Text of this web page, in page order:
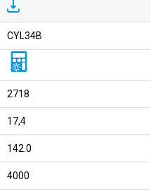
CYL34B
2718
17,4
142.0
4000